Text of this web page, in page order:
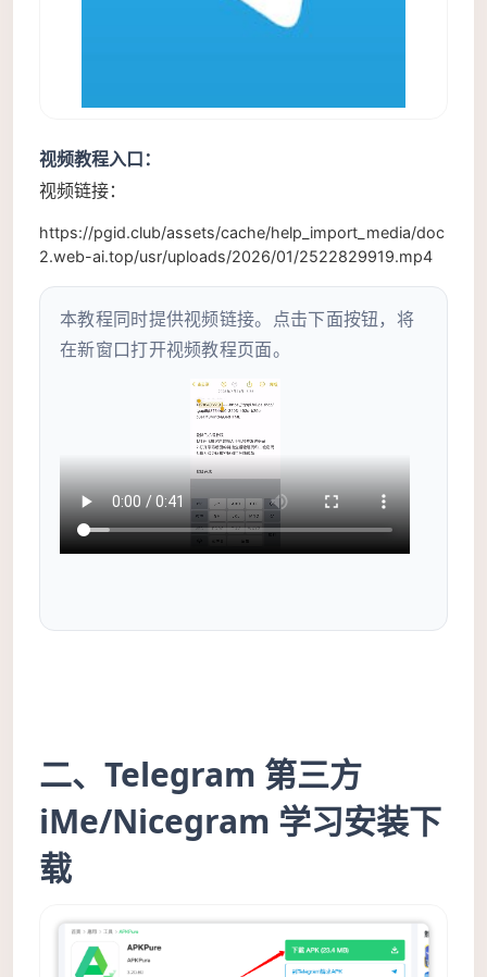
视频教程入口：
视频链接：
https://pgid.club/assets/cache/help_import_media/doc
2.web-ai.top/usr/uploads/2026/01/2522829919.mp4
本教程同时提供视频链接。点击下面按钮，将
在新窗口打开视频教程页面。
二、Telegram 第三方
iMe/Nicegram 学习安装下
载